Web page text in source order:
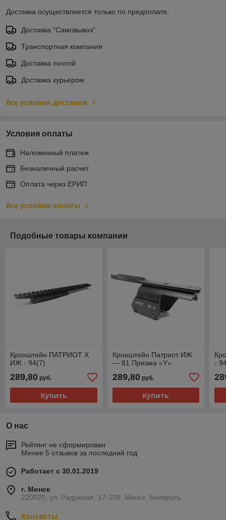
Доставка осуществляется только по предоплате.
Доставка "Самовывоз"
Транспортная компания
Доставка почтой
Доставка курьером
Все условия доставки
Условия оплаты
Наложенный платеж
Безналичный расчет
Оплата через ЕРИП
Все условия оплаты
Подобные товары компании
Кронштейн ПАТРИОТ Х
ИЖ - 94(7)
289,80 руб.
Купить
Кронштейн Патриот ИЖ
— 81 Призма «Y»
289,80руб.
Купить
-
О нас
Рейтинг не сформирован
Менее 5 отзывов за последний год
Работает с 30.01.2019
г. Минск
220020, ул. Радужная, 17-109, Минск, Беларусь
Контакты